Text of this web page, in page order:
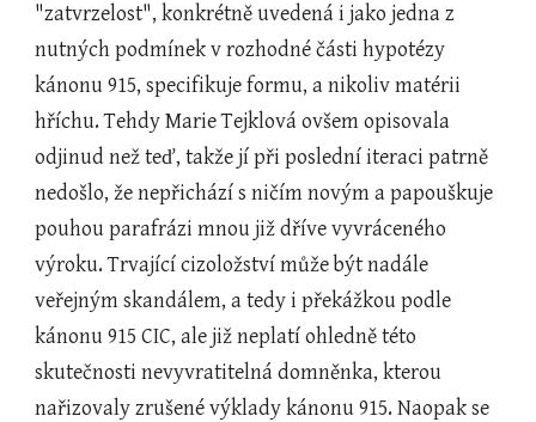
"zatvrzelost", konkrétně uvedená i jako jedna z
nutných podmínek v rozhodné části hypotézy
kánonu 915, specifikuje formu, a nikoliv matérii
hříchu. Tehdy Marie Tejklová ovšem opisovala
odjinud než teď, takže jí při poslední iteraci patrně
nedošlo, že nepřichází s ničím novým a papouškuje
pouhou parafrázi mnou již dříve vyvráceného
výroku. Trvající cizoložství může být nadále
veřejným skandálem, a tedy i překážkou podle
kánonu 915 CIC, ale již neplatí ohledně této
skutečnosti nevyvratitelná domněnka, kterou
nařizovaly zrušené výklady kánonu 915. Naopak se